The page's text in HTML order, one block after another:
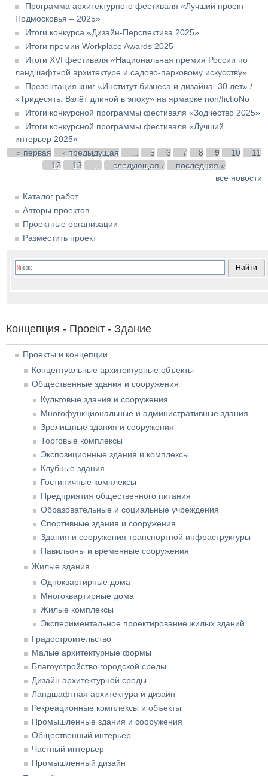
Программа архитектурного фестиваля «Лучший проект
Подмосковья – 2025»
Итоги конкурса «Дизайн-Перспектива 2025»
Итоги премии Workplace Awards 2025
Итоги XVI фестиваля «Национальная премия России по
ландшафтной архитектуре и садово-парковому искусству»
Презентация книг «Институт бизнеса и дизайна. 30 лет» /
«Тридесять. Взлёт длиной в эпоху» на ярмарке non/fictioNo
Итоги конкурсной программы фестиваля «Зодчество 2025»
Итоги конкурсной программы фестиваля «Лучший
интерьер 2025»
Страницы
« первая ‹ предыдущая 5 6 7 8 9 10
11
12
13 следующая ›
последняя »
все новости
Каталог работ
Авторы проектов
Проектные организации
Разместить проект
Концепция - Проект - Здание
Проекты и концепции
Концептуальные архитектурные объекты
Общественные здания и сооружения
Культовые здания и сооружения
Многофункциональные и административные здания
Зрелищные здания и сооружения
Торговые комплексы
Экспозиционные здания и комплексы
Клубные здания
Гостиничные комплексы
Предприятия общественного питания
Образовательные и социальные учреждения
Спортивные здания и сооружения
Здания и сооружения транспортной инфраструктуры
Павильоны и временные сооружения
Жилые здания
Одноквартирные дома
Многоквартирные дома
Жилые комплексы
Экспериментальное проектирование жилых зданий
Градостроительство
Малые архитектурные формы
Благоустройство городской среды
Дизайн архитектурной среды
Ландшафтная архитектура и дизайн
Рекреационные комплексы и объекты
Промышленные здания и сооружения
Общественный интерьер
Частный интерьер
Промышленный дизайн